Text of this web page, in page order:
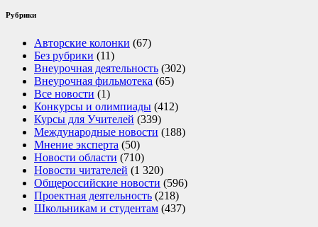
Рубрики
Авторские колонки (67)
Без рубрики (11)
Внеурочная деятельность (302)
Внеурочная фильмотека (65)
Все новости (1)
Конкурсы и олимпиады (412)
Курсы для Учителей (339)
Международные новости (188)
Мнение эксперта (50)
Новости области (710)
Новости читателей (1 320)
Общероссийские новости (596)
Проектная деятельность (218)
Школьникам и студентам (437)